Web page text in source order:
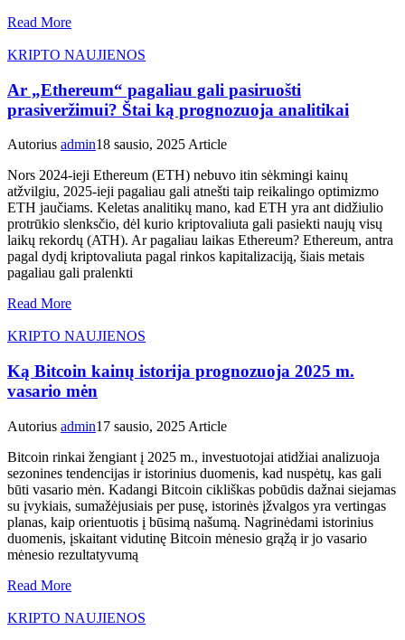
Read More
KRIPTO NAUJIENOS
Ar „Ethereum“ pagaliau gali pasiruošti
prasiveržimui? Štai ką prognozuoja analitikai
Autorius admin18 sausio, 2025Article
Nors 2024-ieji Ethereum (ETH) nebuvo itin sėkmingi kainų
atžvilgiu, 2025-ieji pagaliau gali atnešti taip reikalingo optimizmo
ETH jaučiams. Keletas analitikų mano, kad ETH yra ant didžiulio
protrūkio slenksčio, dėl kurio kriptovaliuta gali pasiekti naujų visų
laikų rekordų (ATH). Ar pagaliau laikas Ethereum? Ethereum, antra
pagal dydį kriptovaliuta pagal rinkos kapitalizaciją, šiais metais
pagaliau gali pralenkti
Read More
KRIPTO NAUJIENOS
Ką Bitcoin kainų istorija prognozuoja 2025 m.
vasario mėn
Autorius admin17 sausio, 2025 Article
Bitcoin rinkai žengiant į 2025 m., investuotojai atidžiai analizuoja
sezonines tendencijas ir istorinius duomenis, kad nuspėtų, kas gali
būti vasario mėn. Kadangi Bitcoin cikliškas pobūdis dažnai siejamas
su įvykiais, sumažėjusiais per pusę, istorinės įžvalgos yra vertingas
planas, kaip orientuotis į būsimą našumą. Nagrinėdami istorinius
duomenis, įskaitant vidutinę Bitcoin mėnesio grąžą ir jo vasario
mėnesio rezultatyvumą
Read More
KRIPTO NAUJIENOS